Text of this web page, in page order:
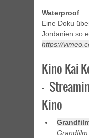
Waterproof
Eine Doku
Jordanien so
https://
Kino Kai
–
Kino
Grandfilm